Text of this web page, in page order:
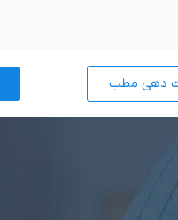
دهی مطب